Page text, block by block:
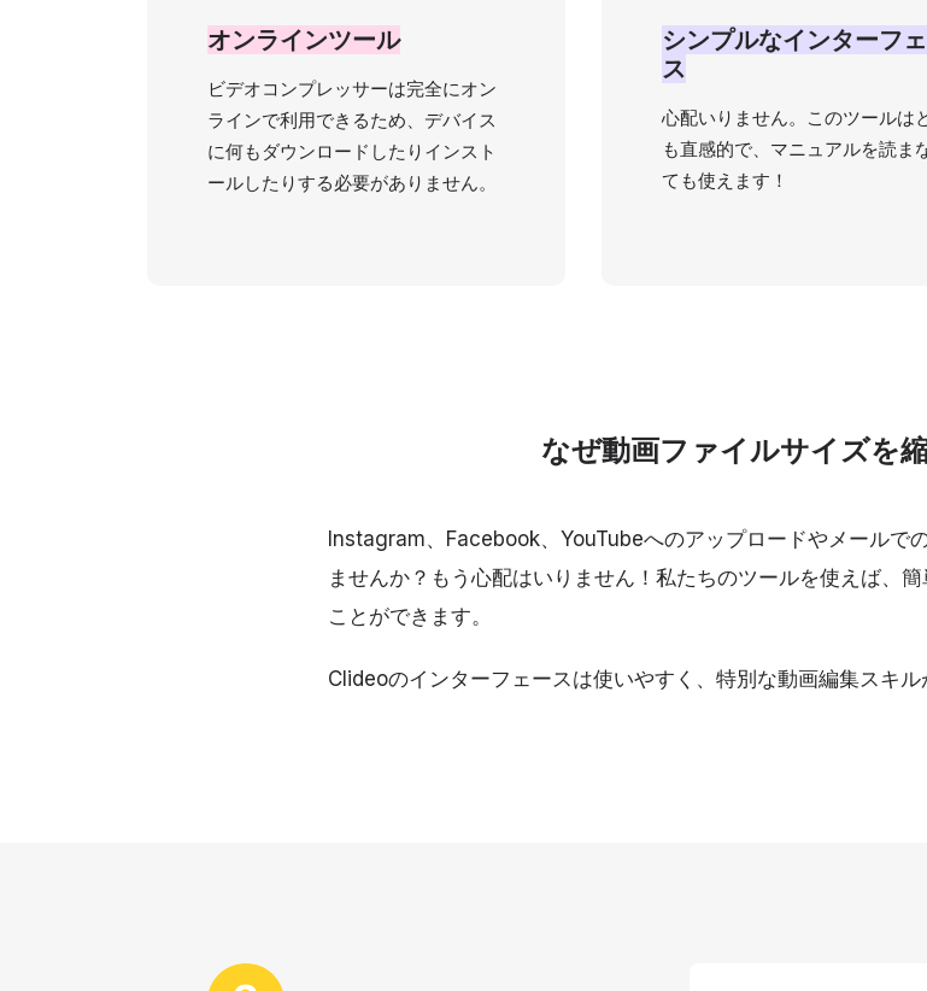
オンラインツール
ビデオコンプレッサーは完全にオン
ラインで利用できるため、デバイス
に何もダウンロードしたりインスト
ールしたりする必要がありません。
シンプルなインターフ
ス
心配いりません。このツールは
も直感的で、マニュアルを読ま
ても使えます！
なぜ動画ファイルサイズを
Instagram、Facebook、YouTubeへのアップロードやメールで
ませんか？もう心配はいりません！私たちのツールを使えば、
ことができます。
Clideoのインターフェースは使いやすく、特別な動画編集スキ